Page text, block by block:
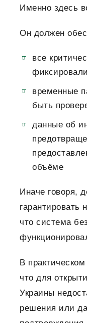
Именно здесь
Он должен
все
временные
быть
данные об
объёме
Иначе говоря,
гарантировать
что система
В
что для
Украины
решения или